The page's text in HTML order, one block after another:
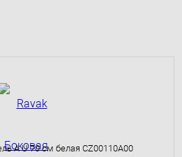
A U 70 см белая CZ00110A00